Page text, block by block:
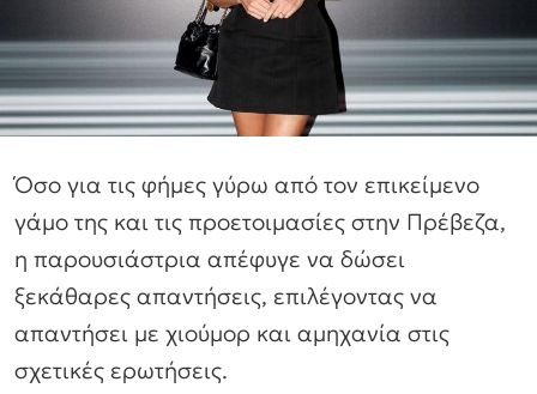
Όσο για τις φήμες γύρω από τον επικείμενο
γάμο της και τις προετοιμασίες στην Πρέβεζα,
η παρουσιάστρια απέφυγε να δώσει
ξεκάθαρες απαντήσεις, επιλέγοντας να
απαντήσει με χιούμορ και αμηχανία στις
σχετικές ερωτήσεις.